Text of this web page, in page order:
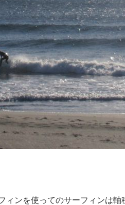
ンを使ってのサーフィンは